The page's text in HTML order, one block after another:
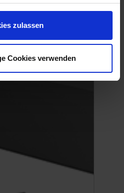
zulassen
Cookies verwenden